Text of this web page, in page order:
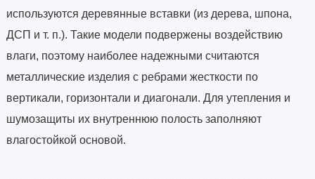
используются деревянные вставки (из дерева, шпона,
ДСП и т. п.). Такие модели подвержены воздействию
влаги, поэтому наиболее надежными считаются
металлические изделия с ребрами жесткости по
вертикали, горизонтали и диагонали. Для утепления и
шумозащиты их внутреннюю полость заполняют
влагостойкой основой.